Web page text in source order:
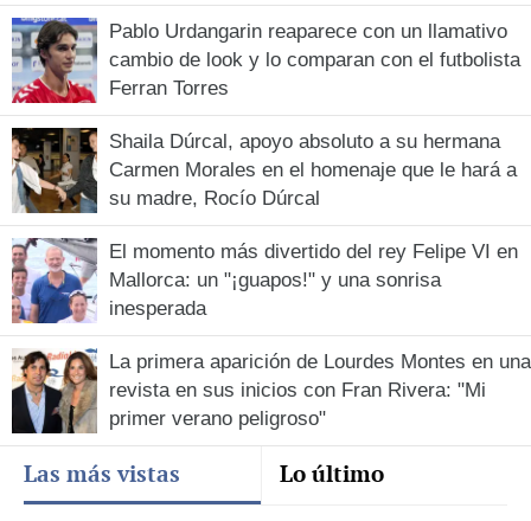
Pablo Urdangarin reaparece con un llamativo
cambio de look y lo comparan con el futbolista
Ferran Torres
Shaila Dúrcal, apoyo absoluto a su hermana
Carmen Morales en el homenaje que le hará a
su madre, Rocío Dúrcal
El momento más divertido del rey Felipe VI en
Mallorca: un "¡guapos!" y una sonrisa
inesperada
La primera aparición de Lourdes Montes en una
revista en sus inicios con Fran Rivera: "Mi
primer verano peligroso"
Las más vistas Lo último